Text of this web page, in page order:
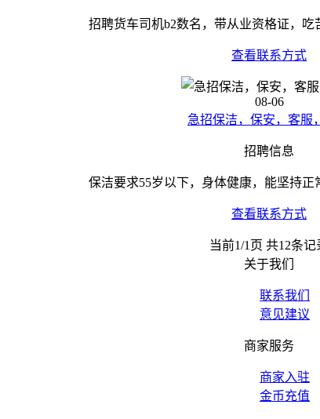
招聘货车司机b2数名，带从业资格证，吃
查看联系方式
08-06
急招保洁，保安，客服
招聘信息
保洁要求55岁以下，身体健康，能坚持正
查看联系方式
当前1/1页 共12条记
关于我们
联系我们
意见建议
商家服务
商家入驻
金币充值